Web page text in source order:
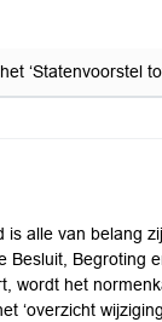
‘Statenvoorstel
is alle van belang
Besluit, Begroting
wordt het
‘overzicht